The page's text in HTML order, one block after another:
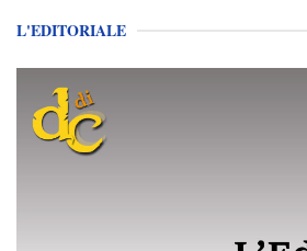
L'EDITORIALE